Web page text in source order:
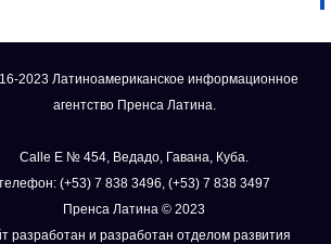
2023 Латиноамериканское информационное
агентство Пренса Латина.
Calle E № 454, Ведадо, Гавана, Куба.
(+53) 7 838 3496, (+53) 7 838 3497
Пренса Латина © 2023
разработан и разработан отделом развития